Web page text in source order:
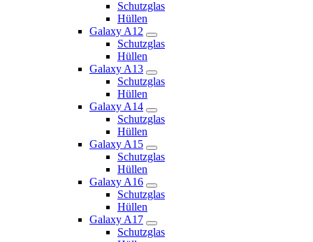
Schutzglas
Hüllen
Galaxy A12
Schutzglas
Hüllen
Galaxy A13
Schutzglas
Hüllen
Galaxy A14
Schutzglas
Hüllen
Galaxy A15
Schutzglas
Hüllen
Galaxy A16
Schutzglas
Hüllen
Galaxy A17
Schutzglas